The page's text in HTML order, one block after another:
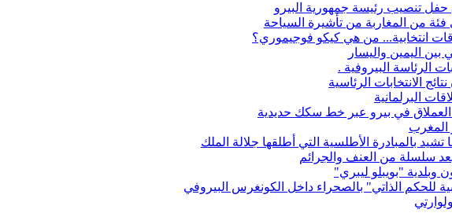
حفل تنصيب رئيسة جمهورية البيرو
فئة من المغاربة من تأشيرة السياحة
انتخابية... من هي كيكو فوجيموري؟
اليمين واليسار
الرئاسة البيروفية .
الانتخابات الرئاسية
البرلمانية
العملاق في بيرو عبر خط سكك حديدية
المغرب
بالمبادرة الأطلسية التي أطلقها جلالة الملك
بعد سلسلة من العنف والجرائم
وبلدية "بويبلو ليبري"
للحكم الذاتي" بالصحراء داخل الكونغرس البيروفي